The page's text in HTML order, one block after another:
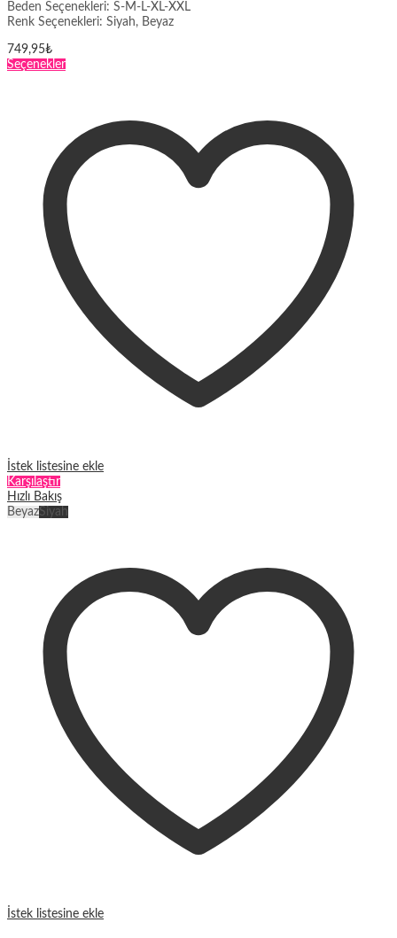
Beden Seçenekleri: S-M-L-XL-XXL
Renk Seçenekleri: Siyah, Beyaz
749,95₺
SeçeneklerBu
varyasyonu
var.
Seçenekler
ürün
sayfasından
seçilebilir
İstek listesine ekle
Karşılaştır
Hızlı Bakış
BeyazSiyah
İstek listesine ekle